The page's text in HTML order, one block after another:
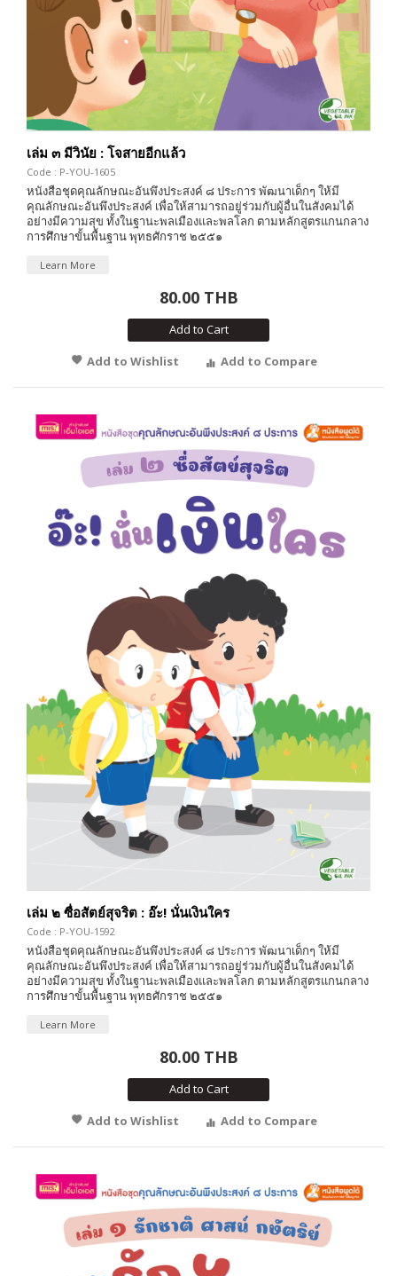
เล่ม ๓ มีวินัย : โจสายอีกแล้ว
Code : P-YOU-1605
หนังสือชุดคุณลักษณะอันพึงประสงค์ ๘ ประการ พัฒนาเด็กๆ ให้มี
คุณลักษณะอันพึงประสงค์ เพื่อให้สามารถอยู่ร่วมกับผู้อื่นในสังคมได้
อย่างมีความสุข ทั้งในฐานะพลเมืองและพลโลก ตามหลักสูตรแกนกลาง
การศึกษาขั้นพื้นฐาน พุทธศักราช ๒๕๕๑
Learn More
80.00 THB
Add to Cart
Add to Wishlist
Add to Compare
เล่ม ๒ ซื่อสัตย์สุจริต : อ๊ะ! นั่นเงินใคร
Code : P-YOU-1592
หนังสือชุดคุณลักษณะอันพึงประสงค์ ๘ ประการ พัฒนาเด็กๆ ให้มี
คุณลักษณะอันพึงประสงค์ เพื่อให้สามารถอยู่ร่วมกับผู้อื่นในสังคมได้
อย่างมีความสุข ทั้งในฐานะพลเมืองและพลโลก ตามหลักสูตรแกนกลาง
การศึกษาขั้นพื้นฐาน พุทธศักราช ๒๕๕๑
Learn More
80.00 THB
Add to Cart
Add to Wishlist
Add to Compare